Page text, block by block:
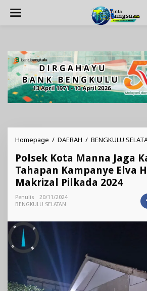
Homepage / DAERAH / BENGKULU
Polsek Kota Manna Jaga
Tahapan Kampanye Elva
Makrizal Pilkada 2024
Penulis
20/11/2024
BENGKULU SELATAN